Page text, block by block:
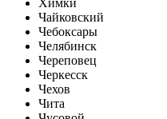
Чайковский
Чебоксары
Челябинск
Череповец
Черкесск
Чехов
Чита